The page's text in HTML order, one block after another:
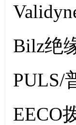
Bilz绝
PULS/
EECO